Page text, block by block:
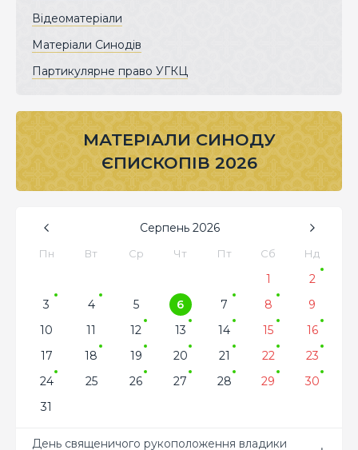
Відеоматеріали
Матеріали Синодів
Партикулярне право УГКЦ
МАТЕРІАЛИ СИНОДУ
ЄПИСКОПІВ 2026
Серпень 2026
Пн Вт Ср Чт Пт Сб Нд
1
2
3
4 5 6 7 8
9
10
11 12 13 14 15
16
17
18 19 20 21 22
23
24
25 26 27 28 29
30
31
День священичого рукоположення владики